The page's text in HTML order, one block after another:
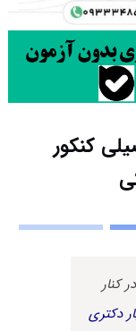
کنکور
کنار
دکتری